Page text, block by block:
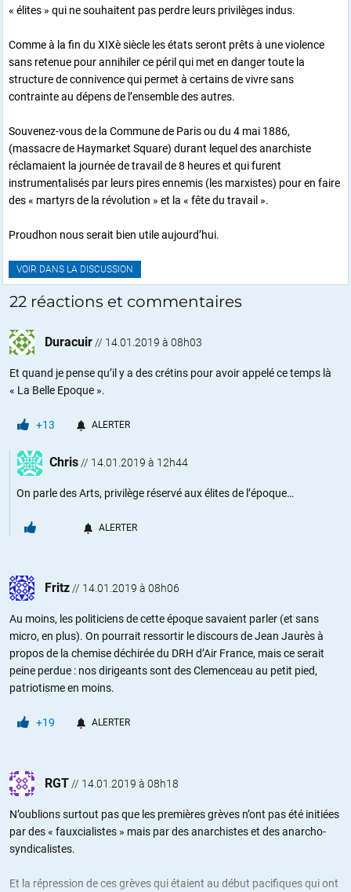
« élites » qui ne souhaitent pas perdre leurs privilèges indus.
Comme à la fin du XIXè siècle les états seront prêts à une violence
sans retenue pour annihiler ce péril qui met en danger toute la
structure de connivence qui permet à certains de vivre sans
contrainte au dépens de l’ensemble des autres.
Souvenez-vous de la Commune de Paris ou du 4 mai 1886,
(massacre de Haymarket Square) durant lequel des anarchiste
réclamaient la journée de travail de 8 heures et qui furent
instrumentalisés par leurs pires ennemis (les marxistes) pour en faire
des « martyrs de la révolution » et la « fête du travail ».
Proudhon nous serait bien utile aujourd’hui.
VOIR DANS LA DISCUSSION
22 réactions et commentaires
Duracuir // 14.01.2019 à 08h03
Et quand je pense qu’il y a des crétins pour avoir appelé ce temps là
« La Belle Epoque ».
+13 ALERTER
Chris // 14.01.2019 à 12h44
On parle des Arts, privilège réservé aux élites de l’époque…
ALERTER
Fritz // 14.01.2019 à 08h06
Au moins, les politiciens de cette époque savaient parler (et sans
micro, en plus). On pourrait ressortir le discours de Jean Jaurès à
propos de la chemise déchirée du DRH d’Air France, mais ce serait
peine perdue : nos dirigeants sont des Clemenceau au petit pied,
patriotisme en moins.
+19 ALERTER
RGT // 14.01.2019 à 08h18
N’oublions surtout pas que les premières grèves n’ont pas été initiées
par des « fauxcialistes » mais par des anarchistes et des anarcho-
syndicalistes.
Et la répression de ces grèves qui étaient au début pacifiques qui ont